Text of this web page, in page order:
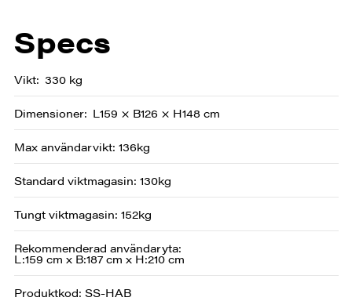
Specs
Vikt 330 kg
Dimensioner L159 × B126 × H148 cm
Max användarvikt: 136kg
Standard viktmagasin: 130kg
Tungt viktmagasin: 152kg
Rekommenderad användaryta:
L:159 cm x B:187 cm x H:210 cm
Produktkod: SS-HAB